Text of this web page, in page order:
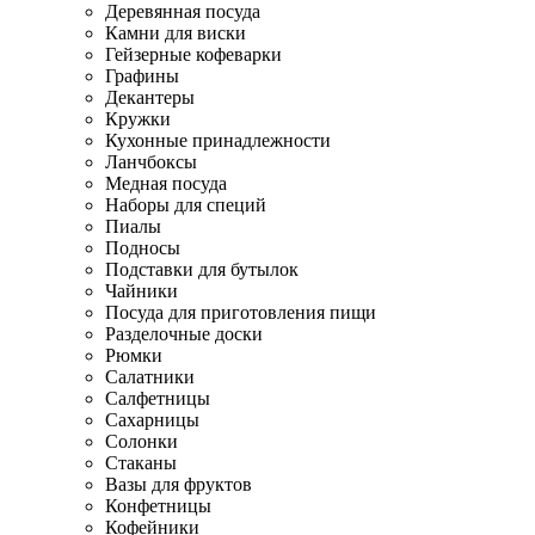
Деревянная посуда
Камни для виски
Гейзерные кофеварки
Графины
Декантеры
Кружки
Кухонные принадлежности
Ланчбоксы
Медная посуда
Наборы для специй
Пиалы
Подносы
Подставки для бутылок
Чайники
Посуда для приготовления пищи
Разделочные доски
Рюмки
Салатники
Салфетницы
Сахарницы
Солонки
Стаканы
Вазы для фруктов
Конфетницы
Кофейники